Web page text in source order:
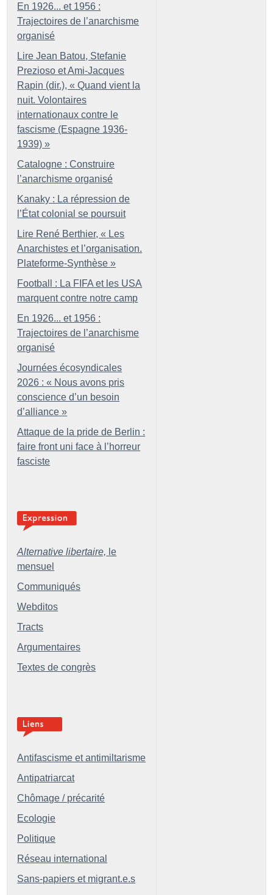
En 1926... et 1956 :
Trajectoires de l’anarchisme
organisé
Lire Jean Batou, Stefanie
Prezioso et Ami-Jacques
Rapin (dir.), « Quand vient la
nuit. Volontaires
internationaux contre le
fascisme (Espagne 1936-
1939) »
Catalogne : Construire
l’anarchisme organisé
Kanaky : La répression de
l’État colonial se poursuit
Lire René Berthier, « Les
Anarchistes et l’organisation.
Plateforme-Synthèse »
Football : La FIFA et les USA
marquent contre notre camp
En 1926... et 1956 :
Trajectoires de l’anarchisme
organisé
Journées écosyndicales
2026 : « Nous avons pris
conscience d’un besoin
d’alliance »
Attaque de la pride de Berlin :
faire front uni face à l’horreur
fasciste
Alternative libertaire, le
mensuel
Communiqués
Webditos
Tracts
Argumentaires
Textes de congrès
Antifascisme et antimiltarisme
Antipatriarcat
Chômage / précarité
Ecologie
Politique
Réseau international
Sans-papiers et migrant.e.s